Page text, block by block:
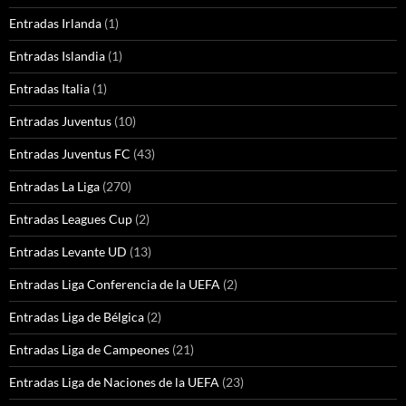
Entradas Irlanda (1)
Entradas Islandia (1)
Entradas Italia (1)
Entradas Juventus (10)
Entradas Juventus FC (43)
Entradas La Liga (270)
Entradas Leagues Cup (2)
Entradas Levante UD (13)
Entradas Liga Conferencia de la UEFA (2)
Entradas Liga de Bélgica (2)
Entradas Liga de Campeones (21)
Entradas Liga de Naciones de la UEFA (23)